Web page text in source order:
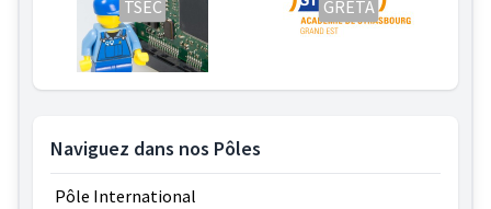
TSEC GRETA
Naviguez dans nos Pôles
Pôle International